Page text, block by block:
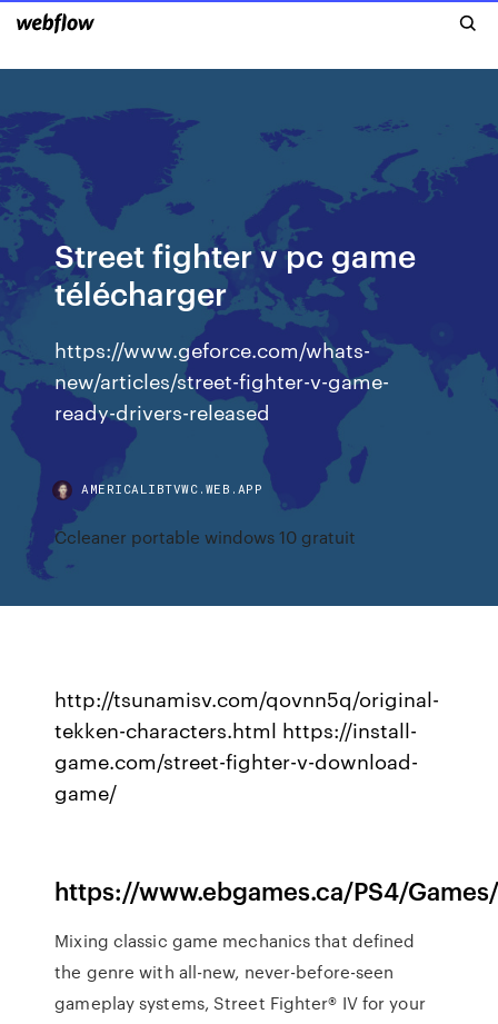
Street fighter v pc game
télécharger
https://www.geforce.com/whats-
new/articles/street-fighter-v-game-
ready-drivers-released
AMERICALIBTVWC.WEB.APP
Ccleaner portable windows 10 gratuit
http://tsunamisv.com/qovnn5q/original-
tekken-characters.html https://install-
game.com/street-fighter-v-download-
game/
https://www.ebgames.ca/PS4/
Mixing classic game mechanics that defined
the genre with all-new, never-before-seen
gameplay systems, Street Fighter® IV for your